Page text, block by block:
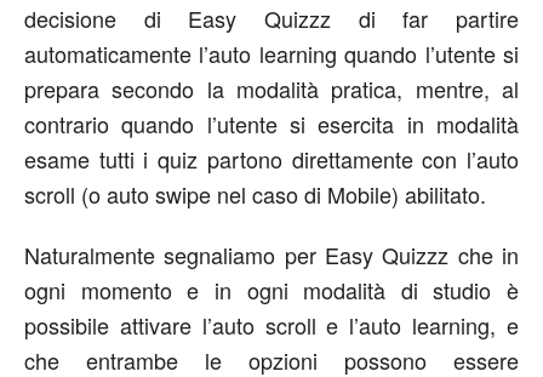
decisione di Easy Quizzz di far partire
automaticamente l’auto learning quando l’utente si
prepara secondo la modalità pratica, mentre, al
contrario quando l’utente si esercita in modalità
esame tutti i quiz partono direttamente con l’auto
scroll (o auto swipe nel caso di Mobile) abilitato.
Naturalmente segnaliamo per Easy Quizzz che in
ogni momento e in ogni modalità di studio è
possibile attivare l’auto scroll e l’auto learning, e
che entrambe le opzioni possono essere